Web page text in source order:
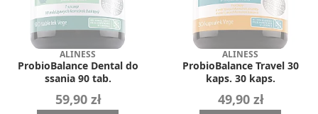
ALINESS
ProbioBalance Dental do
ssania 90 tab.
59,90 zł
ALINESS
ProbioBalance Travel 30
kaps. 30 kaps.
49,90 zł